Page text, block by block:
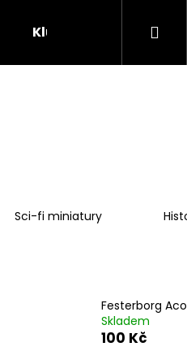
Klubovna Soutěže
Sci-fi miniatury
Festerborg
Skladem
100 Kč